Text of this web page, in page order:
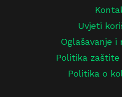
Uvjeti
Oglašavanje i
Politika
Politika o